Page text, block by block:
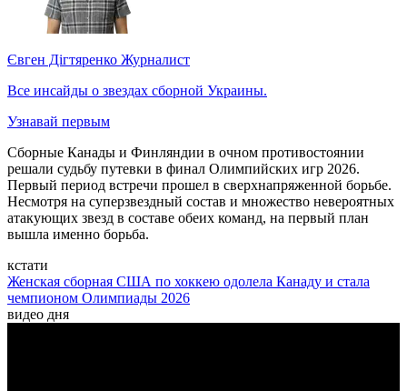
Євген Дігтяренко Журналист
Все инсайды о звездах сборной Украины.
Узнавай первым
Сборные Канады и Финляндии в очном противостоянии
решали судьбу путевки в финал Олимпийских игр 2026.
Первый период встречи прошел в сверхнапряженной борьбе.
Несмотря на суперзвездный состав и множество невероятных
атакующих звезд в составе обеих команд, на первый план
вышла именно борьба.
кстати
Женская сборная США по хоккею одолела Канаду и стала
чемпионом Олимпиады 2026
видео дня